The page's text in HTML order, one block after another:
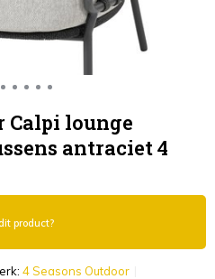
Calpi lounge
antraciet 4
product?
4 Seasons Outdoor